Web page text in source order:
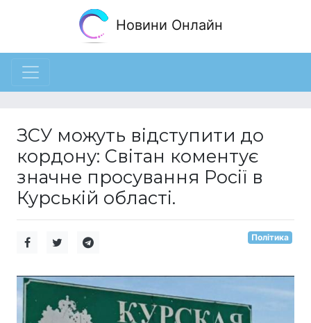
Новини Онлайн
ЗСУ можуть відступити до
кордону: Світан коментує
значне просування Росії в
Курській області.
Політика